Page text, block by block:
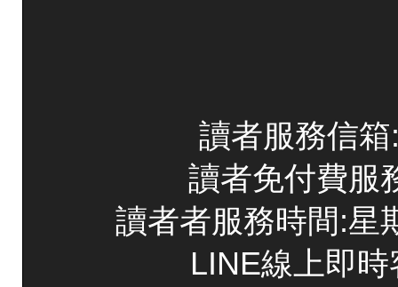
讀者服務信
讀者免付費服
讀者者服務時間:星
LINE線上即